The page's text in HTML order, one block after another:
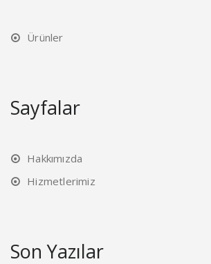
Ürünler
Sayfalar
Hakkımızda
Hizmetlerimiz
Son Yazılar